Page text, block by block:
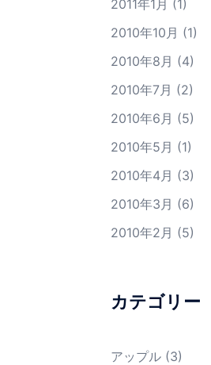
2011年1月 (1)
2010年10月 (1)
2010年8月 (4)
2010年7月 (2)
2010年6月 (5)
2010年5月 (1)
2010年4月 (3)
2010年3月 (6)
2010年2月 (5)
カテゴリー
アップル(3)